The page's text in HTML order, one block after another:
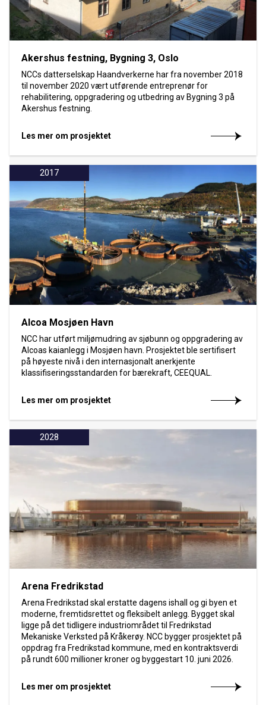
Akershus festning, Bygning 3, Oslo
NCCs datterselskap Haandverkerne har fra november 2018
til november 2020 vært utførende entreprenør for
rehabilitering, oppgradering og utbedring av Bygning 3 på
Akershus festning.
Les mer om prosjektet
2017
Alcoa Mosjøen Havn
NCC har utført miljømudring av sjøbunn og oppgradering av
Alcoas kaianlegg i Mosjøen havn. Prosjektet ble sertifisert
på høyeste nivå i den internasjonalt anerkjente
klassifiseringsstandarden for bærekraft, CEEQUAL.
Les mer om prosjektet
2028
Arena Fredrikstad
Arena Fredrikstad skal erstatte dagens ishall og gi byen et
moderne, fremtidsrettet og fleksibelt anlegg. Bygget skal
ligge på det tidligere industriområdet til Fredrikstad
Mekaniske Verksted på Kråkerøy. NCC bygger prosjektet på
oppdrag fra Fredrikstad kommune, med en kontraktsverdi
på rundt 600 millioner kroner og byggestart 10. juni 2026.
Les mer om prosjektet